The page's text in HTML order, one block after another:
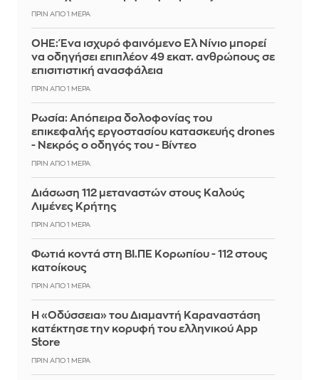
ΠΡΙΝ ΑΠΌ 1 ΜΈΡΑ
ΟΗΕ: Ένα ισχυρό φαινόμενο Ελ Νίνιο μπορεί
να οδηγήσει επιπλέον 49 εκατ. ανθρώπους σε
επισιτιστική ανασφάλεια
ΠΡΙΝ ΑΠΌ 1 ΜΈΡΑ
Ρωσία: Απόπειρα δολοφονίας του
επικεφαλής εργοστασίου κατασκευής drones
- Νεκρός ο οδηγός του - Βίντεο
ΠΡΙΝ ΑΠΌ 1 ΜΈΡΑ
Διάσωση 112 μεταναστών στους Καλούς
Λιμένες Κρήτης
ΠΡΙΝ ΑΠΌ 1 ΜΈΡΑ
Φωτιά κοντά στη ΒΙ.ΠΕ Κορωπίου - 112 στους
κατοίκους
ΠΡΙΝ ΑΠΌ 1 ΜΈΡΑ
Η «Οδύσσεια» του Διαμαντή Καραναστάση
κατέκτησε την κορυφή του ελληνικού App
Store
ΠΡΙΝ ΑΠΌ 1 ΜΈΡΑ